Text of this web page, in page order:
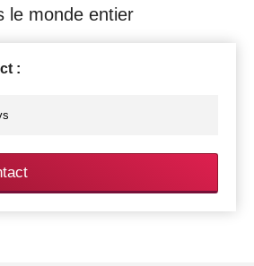
le monde entier
: